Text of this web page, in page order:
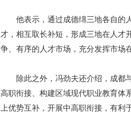
他表示，通过成德绵三地各自的
才，相互取长补短，形成三地在人才
争、有序的人才市场，充分发挥市场
除此之外，冯劲夫还介绍，成都
高职衔接、构建区域现代职业教育体
上优势互补，开展中高职衔接，有